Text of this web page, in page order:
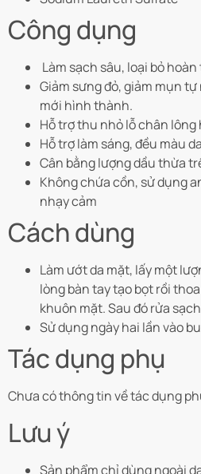
Công dụng
Làm sạch sâu, loại bỏ
Giảm sưng đỏ, giảm mụn
mới hình thành.
Hỗ trợ thu nhỏ lỗ chân lông
Hỗ trợ làm sáng, đều màu
Cân bằng lượng dầu thừa
Không chứa cồn, sử dụng
nhạy cảm
Cách dùng
Làm ướt da mặt, lấy một
lòng bàn tay tạo bọt rồi
khuôn mặt. Sau đó rửa
Sử dụng ngày hai lần vào
Tác dụng phụ
Chưa có thông tin về tác dụng
Lưu ý
Sản phẩm chỉ dùng ngoài